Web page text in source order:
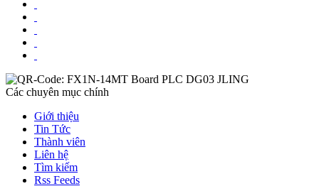
Các chuyên mục chính
Giới thiệu
Tin Tức
Thành viên
Liên hệ
Tìm kiếm
Rss Feeds